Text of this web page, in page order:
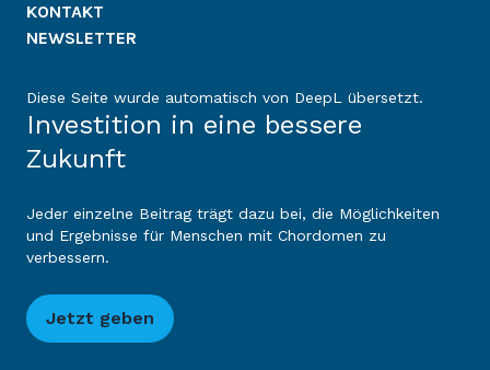
KONTAKT
NEWSLETTER
Diese Seite wurde automatisch von DeepL übersetzt.
Investition in eine bessere
Zukunft
Jeder einzelne Beitrag trägt dazu bei, die Möglichkeiten
und Ergebnisse für Menschen mit Chordomen zu
verbessern.
Jetzt geben